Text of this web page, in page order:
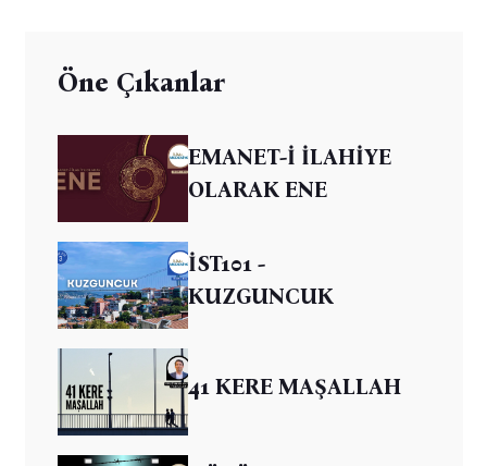
Öne Çıkanlar
EMANET-İ İLAHİYE
OLARAK ENE
İST101 -
KUZGUNCUK
41 KERE MAŞALLAH